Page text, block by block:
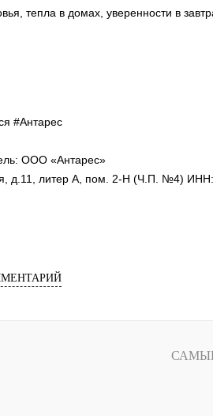
тепла в домах, уверенности в
#Антарес
ООО «Антарес»
д.11, литер А, пом. 2-Н (Ч.П. №4)